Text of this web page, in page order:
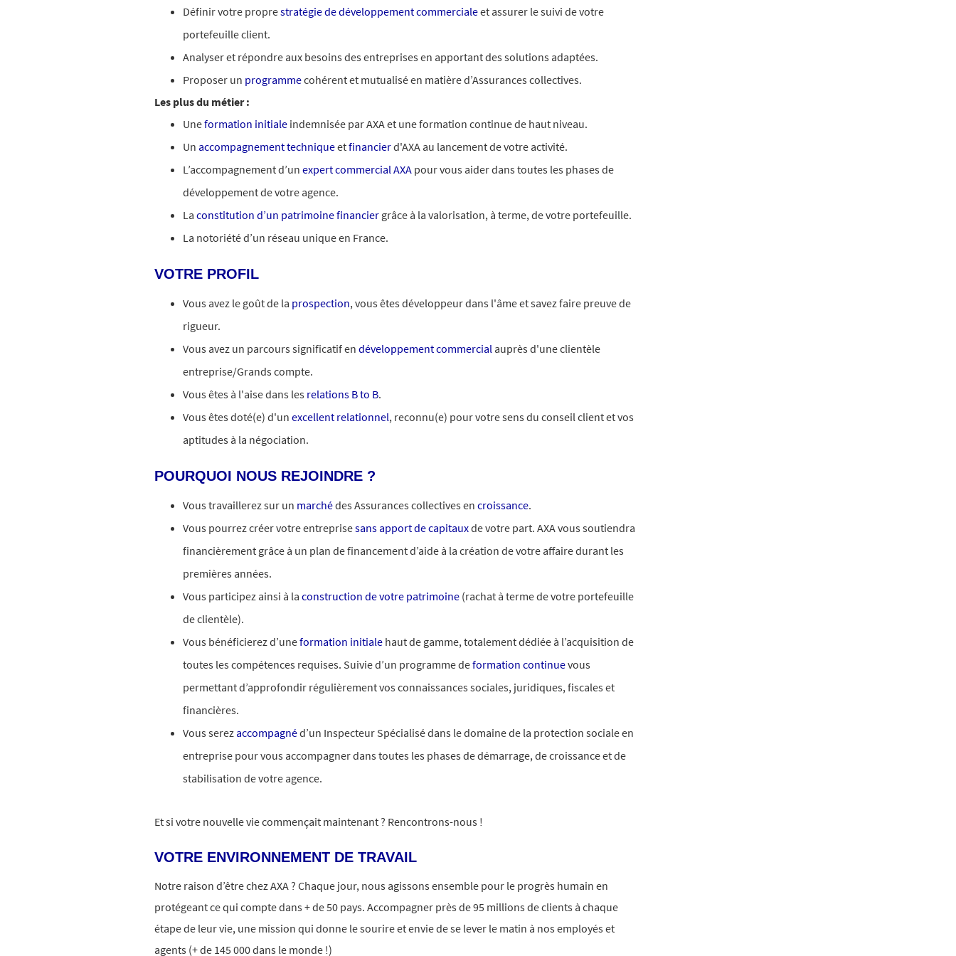
Définir votre proprestratégie dedéveloppementcommercialeet assurer le suivi de votre
portefeuille client.
Analyser et répondre aux besoins des entreprises en apportant des solutions adaptées.
Proposer un programmecohérent et mutualisé en matière d’Assurances collectives.
Les plus du métier :
Uneformation initiale indemnisée par AXA et une formation continue de haut niveau.
Un accompagnement techniqueetfinancierd'AXA au lancement de votre activité.
L’accompagnement d’un expert commercial AXA pour vous aider dans toutes les phases de
développement de votre agence.
La constitution d’un patrimoine financier grâce à la valorisation, à terme, de votre portefeuille.
La notoriété d’un réseau unique en France.
VOTRE PROFIL
Vous avez le goût de la prospection, vous êtes développeur dans l'âme et savez faire preuve de
rigueur.
Vous avez un parcours significatif en développement commercial auprès d'une clientèle
entreprise/Grands compte.
Vous êtes à l'aise dans les relations B to B.
Vous êtes doté(e) d'un excellent relationnel, reconnu(e) pour votre sens du conseil client et vos
aptitudes à la négociation.
POURQUOI NOUS REJOINDRE ?
Vous travaillerez sur un marchédes Assurances collectives en croissance.
Vous pourrez créer votre entreprisesans apport de capitauxde votre part. AXA vous soutiendra
financièrement grâce à un plan de financement d’aide à la création de votre affaire durant les
premières années.
Vous participez ainsi à la construction de votre patrimoine (rachat à terme de votre portefeuille
de clientèle).
Vous bénéficierez d’uneformation initiale haut de gamme, totalement dédiée à l’acquisition de
toutes les compétences requises. Suivie d’un programme deformation continuevous
permettant d’approfondir régulièrement vos connaissances sociales, juridiques, fiscales et
financières.
Vous serez accompagnéd’un Inspecteur Spécialisé dans le domaine de la protection sociale en
entreprise pour vous accompagner dans toutes les phases de démarrage, de croissance et de
stabilisation de votre agence.
Et si votre nouvelle vie commençait maintenant ? Rencontrons-nous !
VOTRE ENVIRONNEMENT DE TRAVAIL
Notre raison d’être chez AXA ? Chaque jour, nous agissons ensemble pour le progrès humain en
protégeant ce qui compte dans + de 50 pays. Accompagner près de 95 millions de clients à chaque
étape de leur vie, une mission qui donne le sourire et envie de se lever le matin à nos employés et
agents (+ de 145 000 dans le monde !)